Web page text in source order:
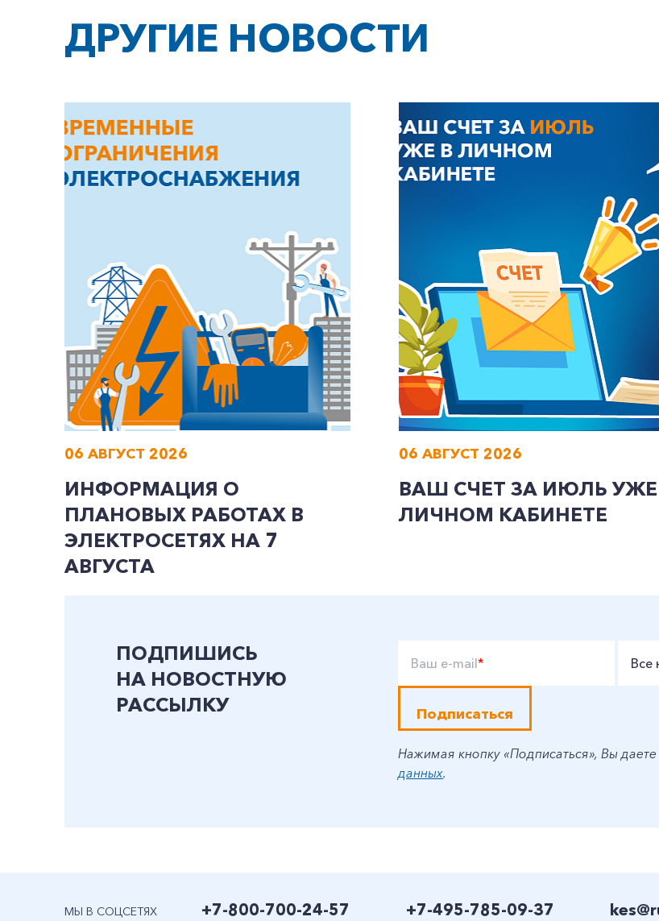
+7-800-700-24-57
Заказать обратный звонок
Частным клиентам
Корпоративным клиентам
ДРУГИЕ НОВОСТИ
06 АВГУСТ 2026
ИНФОРМАЦИЯ О
ПЛАНОВЫХ РАБОТАХ В
ЭЛЕКТРОСЕТЯХ НА 7
АВГУСТА
06 АВГУСТ 2026
ВАШ СЧЕТ ЗА ИЮЛЬ УЖЕ
ЛИЧНОМ КАБИНЕТЕ
ПОДПИШИСЬ
НА НОВОСТНУЮ
РАССЫЛКУ
Ваш e-mail* Все
Подписаться
Нажимая кнопку «Подписаться», Вы
данных.
МЫ В СОЦСЕТЯХ +7-800-700-24-57 +7-495-785-09-37